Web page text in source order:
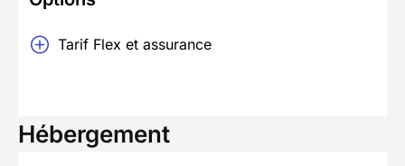
Tarif Flex et assurance
Hébergement